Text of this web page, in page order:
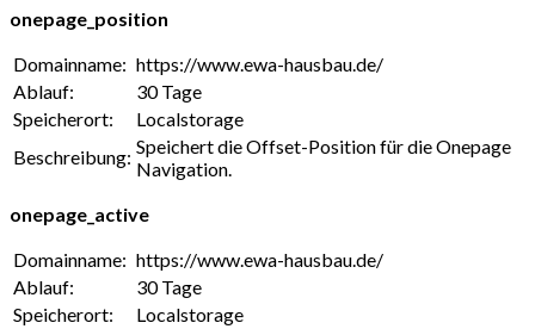
onepage_position
Domainname: https://www.ewa-hausbau.de/
Ablauf:
30 Tage
Speicherort:
Localstorage
Beschreibung: Speichert die Offset-Position für die Onepage
Navigation.
onepage_active
Domainname: https://www.ewa-hausbau.de/
Ablauf:
30 Tage
Speicherort:
Localstorage